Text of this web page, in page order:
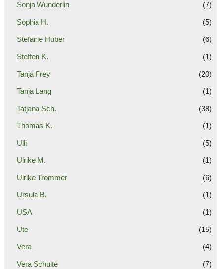
Sonja Wunderlin (7)
Sophia H. (5)
Stefanie Huber (6)
Steffen K. (1)
Tanja Frey (20)
Tanja Lang (1)
Tatjana Sch. (38)
Thomas K. (1)
Ulli (5)
Ulrike M. (1)
Ulrike Trommer (6)
Ursula B. (1)
USA (1)
Ute (15)
Vera (4)
Vera Schulte (7)